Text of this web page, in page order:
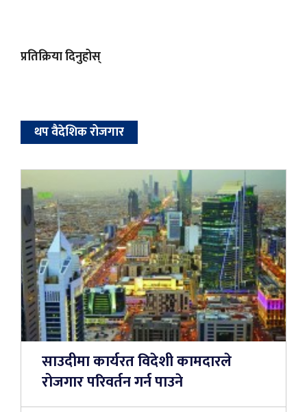
प्रतिक्रिया दिनुहोस्
थप वैदेशिक रोजगार
साउदीमा कार्यरत विदेशी कामदारले
रोजगार परिवर्तन गर्न पाउने